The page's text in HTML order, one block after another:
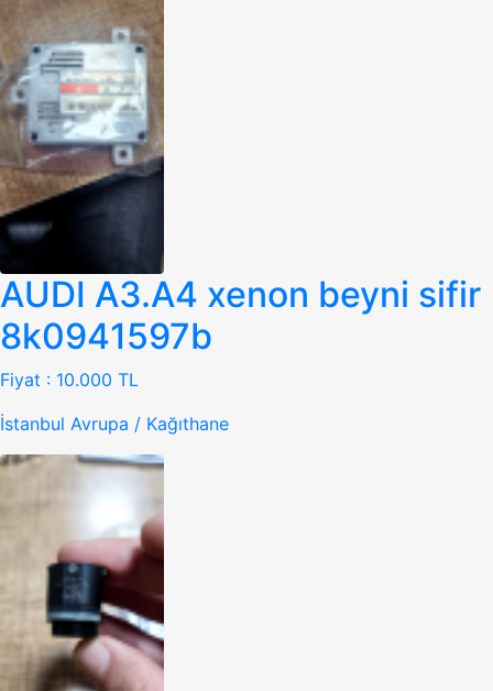
AUDI A3.A4 xenon beyni sifir
8k0941597b
Fiyat : 10.000 TL
İstanbul Avrupa / Kağıthane